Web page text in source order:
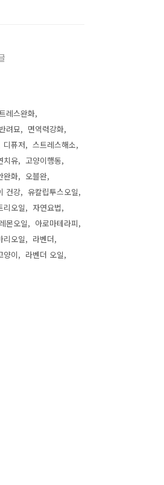
레스완화
반려묘
면역력강화
디퓨저
스트레스해소
치유
고양이행동
완화
오블완
건강
유칼립투스오일
리오일
자연요법
레몬오일
아로마테라피
리오일
라벤더
양이
라벤더 오일